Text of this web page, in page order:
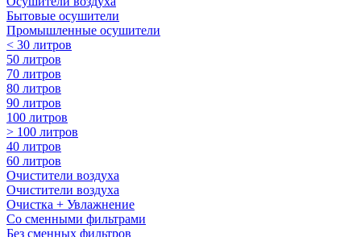
Бытовые осушители
Промышленные осушители
< 30 литров
50 литров
70 литров
80 литров
90 литров
100 литров
> 100 литров
40 литров
60 литров
Очистители воздуха
Очистители воздуха
Очистка + Увлажнение
Cо сменными фильтрами
Без сменных фильтров